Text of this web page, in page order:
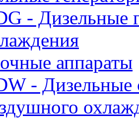
- Дизельные
аппараты
- Дизельные